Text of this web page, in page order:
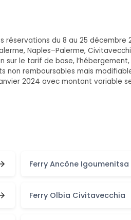
du 8 au 25
Naples–Palerme,
le tarif de base,
non remboursables mais
2024 avec montant variable
Ferry Ancône Igoumenitsa
Ferry Olbia Civitavecchia